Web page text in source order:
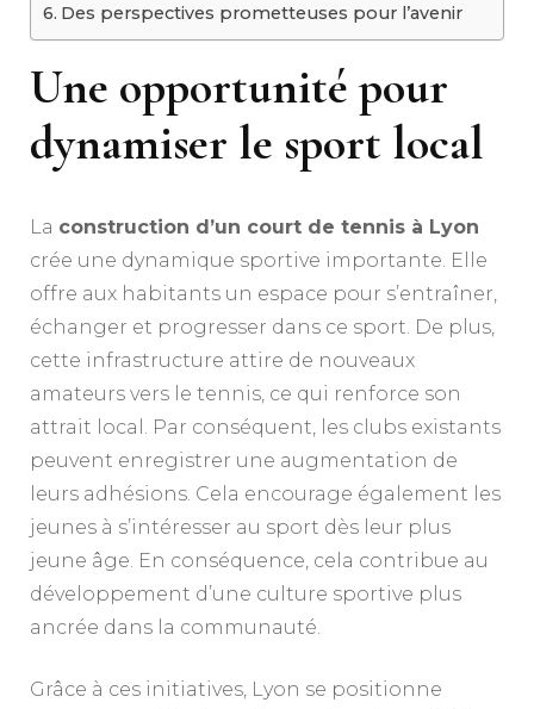
Des perspectives prometteuses pour l’avenir
Une opportunité pour
dynamiser le sport local
La construction d’un court de tennis à Lyon
crée une dynamique sportive importante. Elle
offre aux habitants un espace pour s’entraîner,
échanger et progresser dans ce sport. De plus,
cette infrastructure attire de nouveaux
amateurs vers le tennis, ce qui renforce son
attrait local. Par conséquent, les clubs existants
peuvent enregistrer une augmentation de
leurs adhésions. Cela encourage également les
jeunes à s’intéresser au sport dès leur plus
jeune âge. En conséquence, cela contribue au
développement d’une culture sportive plus
ancrée dans la communauté.
Grâce à ces initiatives, Lyon se positionne